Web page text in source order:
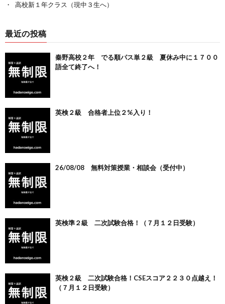
高校新１年クラス（現中３生へ）
最近の投稿
秦野高校２年 でる順パス単２級 夏休み中に１７００
語全て終了へ！
英検２級 合格者上位２%入り！
26/08/08 無料対策授業・相談会（受付中）
英検準２級 二次試験合格！（７月１２日受験）
英検２級 二次試験合格！CSEスコア２２３０点越え！
（７月１２日受験）